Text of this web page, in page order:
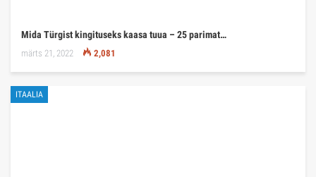
Mida Türgist kingituseks kaasa tuua – 25 parimat…
märts 21, 2022 2,081
ITAALIA